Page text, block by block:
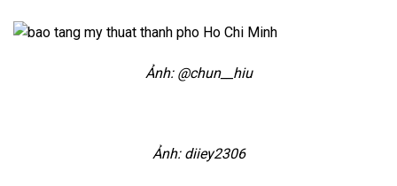
Ảnh: @chun__hiu
Ảnh: diiey2306